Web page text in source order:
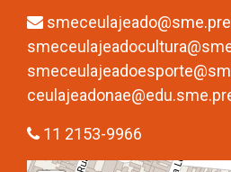
11 2153-9966